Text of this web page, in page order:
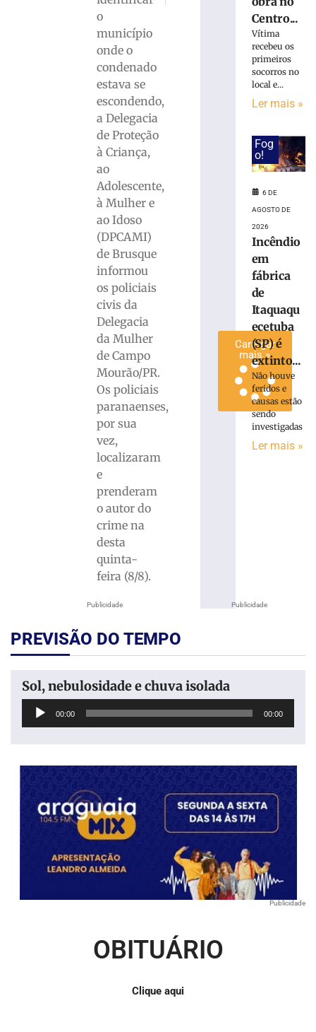
Publicidade
o
município
onde o
condenado
estava se
escondendo,
a Delegacia
de Proteção
à Criança,
ao
Adolescente,
à Mulher e
ao Idoso
(DPCAMI)
de Brusque
informou
os policiais
civis da
Delegacia
da Mulher
de Campo
Mourão/PR.
Os policiais
paranaenses,
por sua
vez,
localizaram
e
prenderam
o autor do
crime na
desta
quinta-
feira (8/8).
Funcionária
morre
ônibus
restaurante
margens
Papanduva
Carregar
mais »
Publicidade
Centro...
Vítima
recebeu os
primeiros
socorros no
local e...
Ler mais »
Fog
o!
6 DE
AGOSTO DE
2026
Incêndio
em
fábrica
de
Itaquaqu
ecetuba
(SP) é
extinto...
Não houve
feridos e
causas estão
sendo
investigadas
Ler mais »
PREVISÃO DO TEMPO
Sol, nebulosidade e chuva isolada
Tocador
00:00 00:00
Publicidade
OBITUÁRIO
Clique aqui